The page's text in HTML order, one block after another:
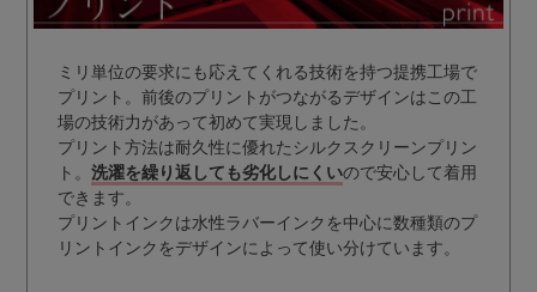
ミリ単位の要求にも応えてくれる技術を持つ提携工場で
プリント。前後のプリントがつながるデザインはこの工
場の技術力があって初めて実現しました。
プリント方法は耐久性に優れたシルクスクリーンプリン
ト。 洗濯を繰り返しても劣化しにくいので安心して着用
できます。
プリントインクは水性ラバーインクを中心に数種類のプ
リントインクをデザインによって使い分けています。